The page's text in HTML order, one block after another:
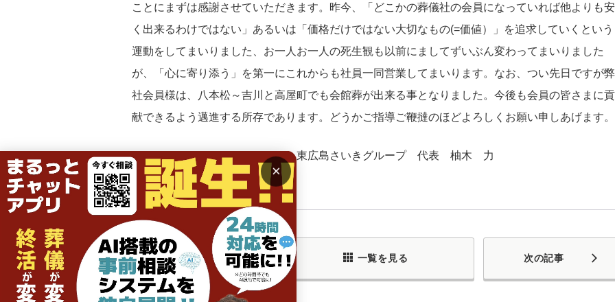
ことにまずは感謝させていただきます。昨今、「どこかの葬儀社の会員になっていれば他よりも安
く出来るわけではない」あるいは「価格だけではない大切なもの(=価値）」を追求していくという
運動をしてまいりました、お一人お一人の死生観も以前にましてずいぶん変わってまいりました
が、「心に寄り添う」を第一にこれからも社員一同営業してまいります。なお、つい先日ですが弊
社会員様は、八本松～吉川と高屋町でも会館葬が出来る事となりました。今後も会員の皆さまに貢
献できるよう邁進する所存であります。どうかご指導ご鞭撻のほどよろしくお願い申しあげます。
東広島さいきグループ 代表 柚木 力
前の記事 次の記事
一覧を見る
×